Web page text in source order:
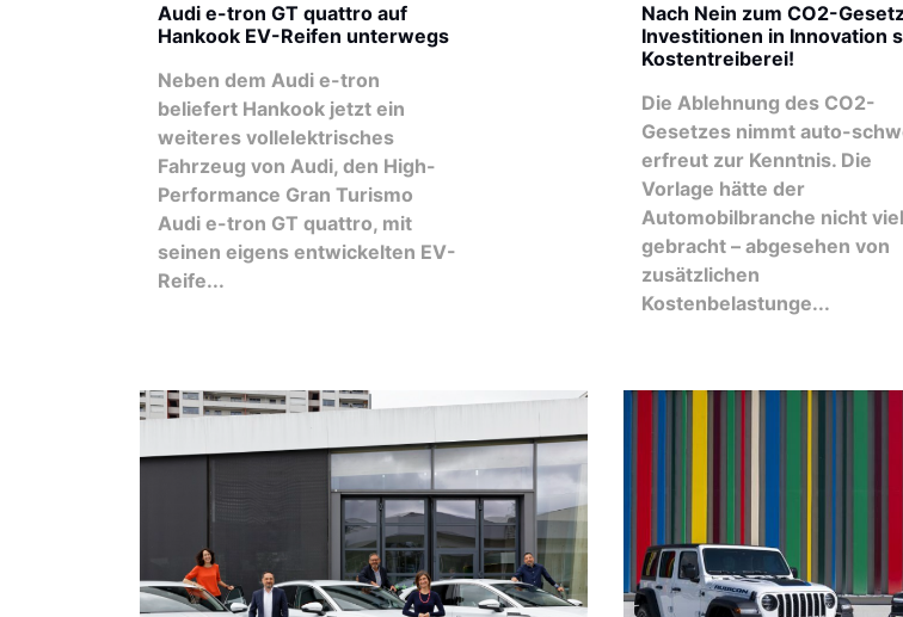
Audi e-tron GT quattro auf
Hankook EV-Reifen unterwegs
Neben dem Audi e-tron
beliefert Hankook jetzt ein
weiteres vollelektrisches
Fahrzeug von Audi, den High-
Performance Gran Turismo
Audi e-tron GT quattro, mit
seinen eigens entwickelten EV-
Reife...
Nach Nein zum CO2-
Investitionen in Innovation
Kostentreiberei!
Die Ablehnung des CO2-
Gesetzes nimmt auto-
erfreut zur Kenntnis. Die
Vorlage hätte der
Automobilbranche nicht viel
gebracht – abgesehen von
zusätzlichen
Kostenbelastunge...